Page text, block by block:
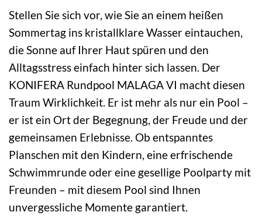
Stellen Sie sich vor, wie Sie an einem heißen
Sommertag ins kristallklare Wasser eintauchen,
die Sonne auf Ihrer Haut spüren und den
Alltagsstress einfach hinter sich lassen. Der
KONIFERA Rundpool MALAGA VI macht diesen
Traum Wirklichkeit. Er ist mehr als nur ein Pool –
er ist ein Ort der Begegnung, der Freude und der
gemeinsamen Erlebnisse. Ob entspanntes
Planschen mit den Kindern, eine erfrischende
Schwimmrunde oder eine gesellige Poolparty mit
Freunden – mit diesem Pool sind Ihnen
unvergessliche Momente garantiert.